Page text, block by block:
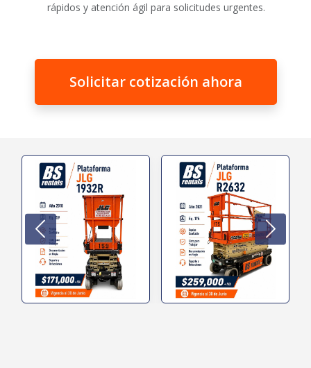
rápidos y atención ágil para solicitudes urgentes.
Solicitar cotización ahora